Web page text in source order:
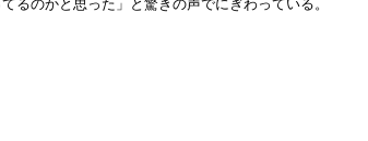
るのかと思った」と驚きの声でにぎわっている。